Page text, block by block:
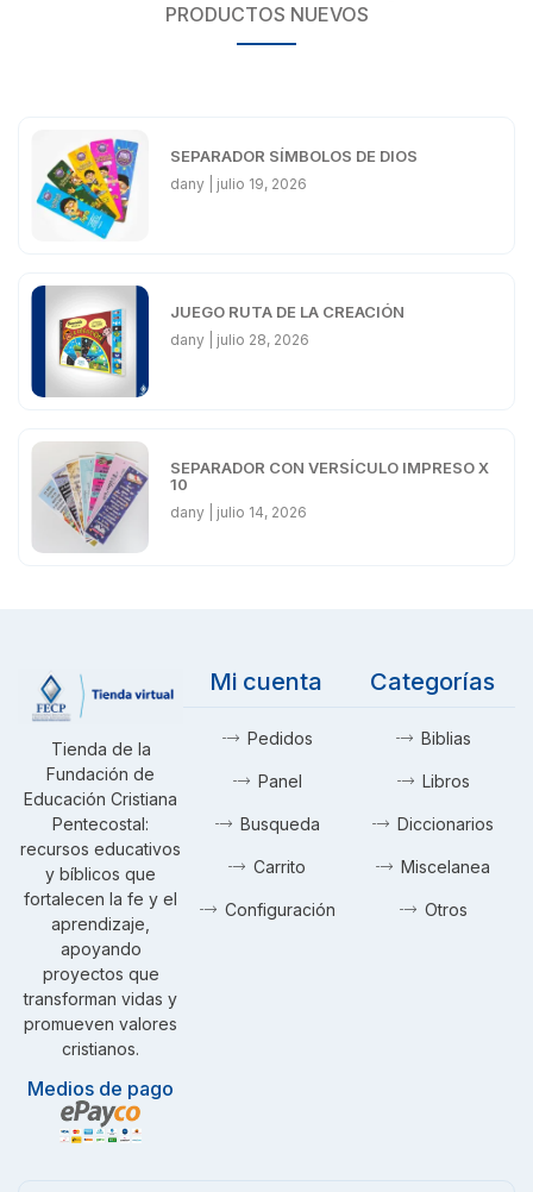
PRODUCTOS NUEVOS
SEPARADOR SÍMBOLOS DE DIOS
dany julio 19, 2026
JUEGO RUTA DE LA CREACIÓN
dany julio 28, 2026
SEPARADOR CON VERSÍCULO IMPRESO X
10
dany julio 14, 2026
Tienda de la
Fundación de
Educación Cristiana
Pentecostal:
recursos educativos
y bíblicos que
fortalecen la fe y el
aprendizaje,
apoyando
proyectos que
transforman vidas y
promueven valores
cristianos.
Medios de pago
Mi cuenta
Pedidos
Panel
Busqueda
Carrito
Configuración
Categorías
Biblias
Libros
Diccionarios
Miscelanea
Otros